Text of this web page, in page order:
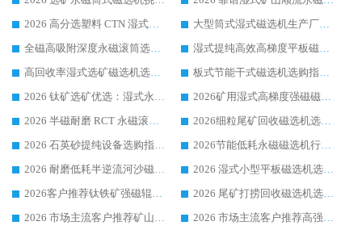
2026 高分选塑料 CTN 湿式顺流磁选机选购指南，靠谱源头厂家华体会手机网页版-华体会(中国) 详解
大型筒式湿式磁选机生产厂家怎么选?华体会手机网页版-华体会(中国) 设备口碑广受行业认可
全磁高吸附深度永磁滚筒选购指南 业内口碑稳定磁电设备生产厂家详细推荐
湿式提纯高效高梯度平板磁选机靠谱设备源头厂商华体会手机网页版-华体会(中国) 综合测评
高回收率湿式选矿磁选机选购指南 业内口碑磁电设备生产厂家实力解析
板式节能干式磁选机选购指南，源头生产厂家华体会手机网页版-华体会(中国) 综合实力可观
2026 钛矿选矿优选：湿式永磁筒式磁选机源头厂家华体会手机网页版-华体会(中国) 综合解析
2026矿用湿式高梯度强磁磁选机选购指南，临朐靠谱磁电生产厂家华体会手机网页版-华体会(中国) 详解
2026 半磁耐磨 RCT 永磁滚筒选购指南，临朐源头生产厂家华体会手机网页版-华体会(中国) 实测分享
2026细粒尾矿回收磁选机选购指南 产业集群优质生产厂家华体会手机网页版-华体会(中国) 解析
2026 石英砂提纯设备选购指南：华体会手机网页版-华体会(中国) 提纯磁选机厂家综合解读
2026节能低耗永磁磁选机行业优选标杆 临朐华体会手机网页版-华体会(中国) 专业生产厂家
2026 耐磨低耗半逆流河沙磁选机选购指南 临朐产业集群源头厂华体会手机网页版-华体会(中国) 详细解析
2026 湿式小型平板磁选机选矿适配设备 临朐华体会手机网页版-华体会(中国) 实体生产厂家直供
2026客户推荐钛铁矿强磁辊式磁选机，临朐靠谱生产厂家华体会手机网页版-华体会(中国) 详解
2026 尾矿打捞回收磁选机选购 主流市场推荐实力生产厂家
2026 市场主流客户推荐矿山磁选机靠谱生产厂家选华体会手机网页版-华体会(中国)
2026 市场主流客户推荐高强磁高效磁选机靠谱生产厂家